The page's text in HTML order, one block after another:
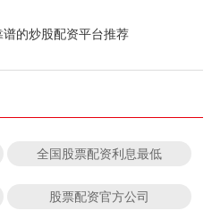
的炒股配资平台推荐
全国股票配资利息最低
股票配资官方公司